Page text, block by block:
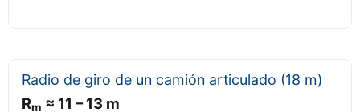
Radio de giro de un camión articulado (18 m)
Rm ≈ 11 – 13 m